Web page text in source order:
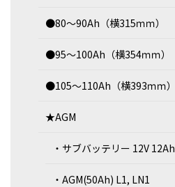
●80～90Ah（横315ｍｍ）
●95～100Ah（横354ｍｍ）
●105～110Ah（横393ｍｍ）
★AGM
・サブバッテリー 12V 12Ah
・AGM(50Ah) L1, LN1